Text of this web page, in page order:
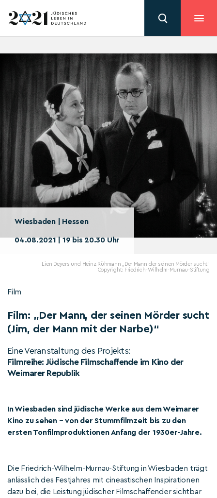
Wiesbaden | Hessen
04.08.2021 | 19 bis 20.30 Uhr
Lien Deyers und Heinz Rühmann „Der Mann der seinen Mörder sucht“
Copyright: Friedrich-Wilhelm-Murnau-Stiftung
Film
Film: „Der Mann, der seinen Mörder sucht
(Jim, der Mann mit der Narbe)“
Eine Veranstaltung des Projekts:
Filmreihe: Jüdische Filmschaffende im Kino der
Weimarer Republik
In Wiesbaden sind jüdische Werke aus dem Weimarer
Kino zu sehen – von der Stummfilmzeit bis zu den
ersten Tonfilmproduktionen Anfang der 1930er-Jahre.
Die Friedrich-Wilhelm-Murnau-Stiftung in Wiesbaden trägt
anlässlich des Festjahres mit cineastischen Inspirationen
dazu bei, die Leistung jüdischer Filmschaffender sichtbar